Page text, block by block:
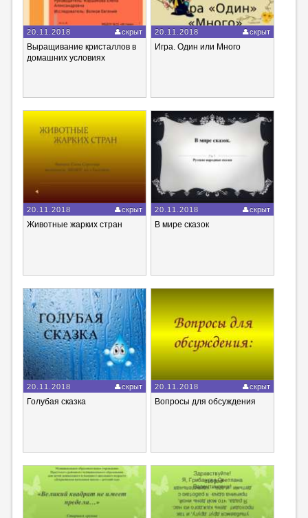
20.11.2018 скрыт
Выращивание кристаллов в
домашних условиях
20.11.2018 скрыт
Игра. Один или Много
20.11.2018 скрыт
Животные жарких стран
20.11.2018 скрыт
В мире сказок
20.11.2018 скрыт
Голубая сказка
20.11.2018 скрыт
Вопросы для обсуждения